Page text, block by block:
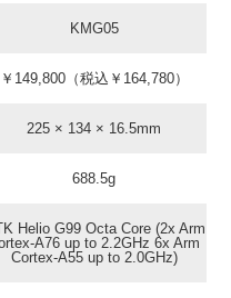
KMG05
￥149,800（税込￥164,780）
225 × 134 × 16.5mm
688.5g
Helio G99 Octa Core (2x Arm
A76 up to 2.2GHz 6x Arm
Cortex-A55 up to 2.0GHz)